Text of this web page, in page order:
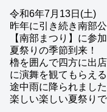
令和6年7月13日(土)
昨年に引き続き南部
【南部まつり】に参
夏祭りの季節到来！
櫓を囲んで四方に出
に演舞を観てもらえ
途中雨に降られまし
楽しい楽しい夏祭りで